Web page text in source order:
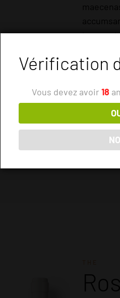
maecenas
lacus vel
Shop
the
Vérification
Vous devez avoir 18